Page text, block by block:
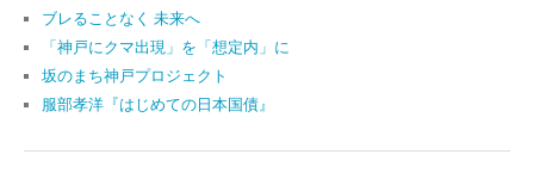
ブレることなく 未来へ
「神戸にクマ出現」を「想定内」に
坂のまち神戸プロジェクト
服部孝洋『はじめての日本国債』